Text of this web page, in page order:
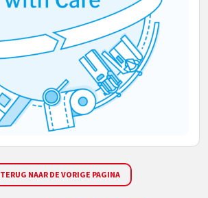
TERUG NAAR DE VORIGE PAGINA